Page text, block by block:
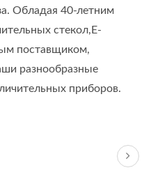
Обладая 40-летним
стекол,E-
поставщиком,
разнообразные
приборов.